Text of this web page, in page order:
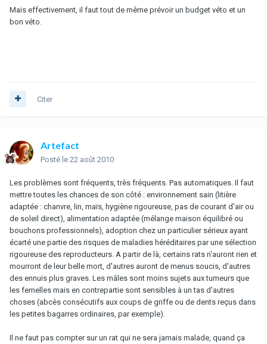
Mais effectivement, il faut tout de même prévoir un budget véto et un
bon véto.
Citer
Artefact
Posté le 22 août 2010
Les problèmes sont fréquents, très fréquents. Pas automatiques. Il faut
mettre toutes les chances de son côté : environnement sain (litière
adaptée : chanvre, lin, maïs, hygiène rigoureuse, pas de courant d'air ou
de soleil direct), alimentation adaptée (mélange maison équilibré ou
bouchons professionnels), adoption chez un particulier sérieux ayant
écarté une partie des risques de maladies héréditaires par une sélection
rigoureuse des reproducteurs. A partir de là, certains rats n'auront rien et
mourront de leur belle mort, d'autres auront de menus soucis, d'autres
des ennuis plus graves. Les mâles sont moins sujets aux tumeurs que
les femelles mais en contrepartie sont sensibles à un tas d'autres
choses (abcès consécutifs aux coups de griffe ou de dents reçus dans
les petites bagarres ordinaires, par exemple).
Il ne faut pas compter sur un rat qui ne sera jamais malade, quand ça